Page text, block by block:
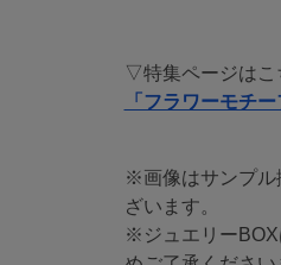
▽特集ページはこ
「フラワーモチー
※画像はサンプル
ざいます。
※ジュエリーBOX